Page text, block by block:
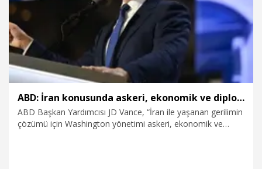
ABD: İran konusunda askeri, ekonomik ve diplomatik tüm araçlar kullanılacak
ABD Başkan Yardımcısı JD Vance, “İran ile yaşanan gerilimin
çözümü için Washington yönetimi askeri, ekonomik ve